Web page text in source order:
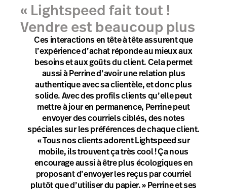
« Lightspeed fait tout !
Vendre est beaucoup plus
facile et les clients sont
contents. »
Ces interactions en tête à tête assurent que
l’expérience d’achat réponde au mieux aux
besoins et aux goûts du client. Cela permet
aussi à Perrine d’avoir une relation plus
authentique avec sa clientèle, et donc plus
solide. Avec des profils clients qu’elle peut
mettre à jour en permanence, Perrine peut
envoyer des courriels ciblés, des notes
spéciales sur les préférences de chaque client.
« Tous nos clients adorent Lightspeed sur
mobile, ils trouvent ça très cool ! Ça nous
encourage aussi à être plus écologiques en
proposant d’envoyer les reçus par courriel
plutôt que d’utiliser du papier. » Perrine et ses